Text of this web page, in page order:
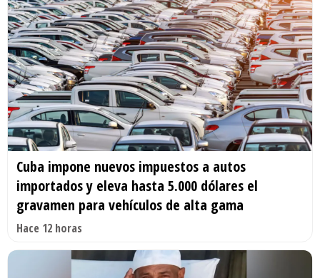
Cuba impone nuevos impuestos a autos
importados y eleva hasta 5.000 dólares el
gravamen para vehículos de alta gama
Hace 12 horas